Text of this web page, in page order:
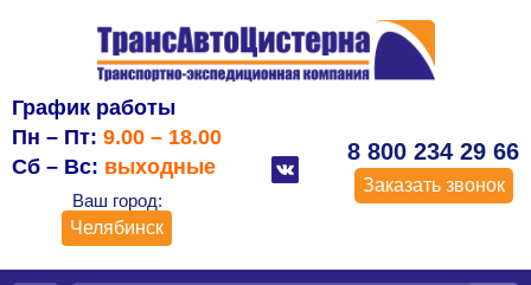
График работы
Пн – Пт: 9.00 – 18.00
Сб – Вс: выходные
Ваш город:
Челябинск
8 800 234 29 66
Заказать звонок